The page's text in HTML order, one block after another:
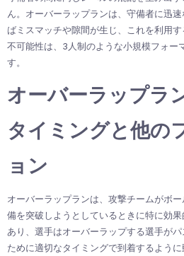
ん。オーバーラップランは、守備者に迅
ばミスマッチや隙間が生じ、これを利用
不可能性は、3人制のような小規模フォー
す。
オーバーラップラ
タイミングと他の
ョン
オーバーラップランは、攻撃チームがボ
備を突破しようとしているときに特に効
あり、選手はオーバーラップする選手が
ために適切なタイミングで到着するよう